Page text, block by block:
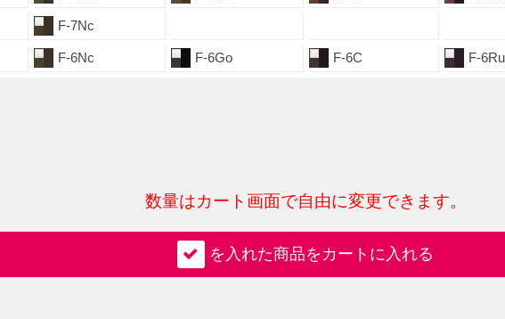
F-7Nc
F-6Nc F-6Go F-6C F-6Ru
数量はカート画面で自由に変更できます。
を入れた商品をカートに入れる